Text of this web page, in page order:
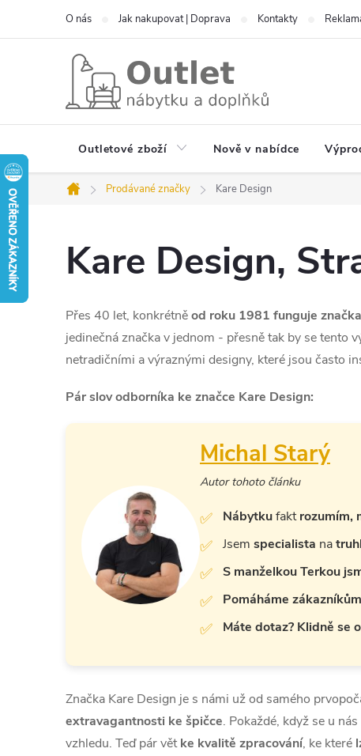
O nás Jak nakupovat | Doprava Kontakty
Outletové zboží Nově v nabídce
Domů
Prodávané značky Kare Design
Kare Design,
Přes 40 let, konkrétněod roku 1981 funguje
jedinečná značka v jednom - přesně tak by se tento
netradičními a výraznými designy, které jsou často
Pár slov odborníka ke značce Kare Design:
Michal Starý
Autor tohoto článku
Nábytkufaktrozumím,
Jsem specialista na
S manželkou Terkou
Pomáháme zákazníkům
Máte dotaz? Klidně se
Značka Kare Design je s námi už od samého
extravagantnosti ke špičce. Pokaždé, když se u
vzhledu. Teď pár větke kvalitě zpracování, ke které